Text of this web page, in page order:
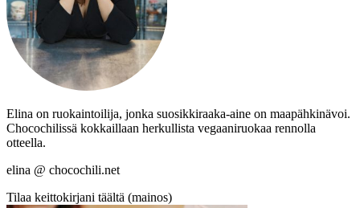
Elina on ruokaintoilija, jonka suosikkiraaka-aine on maapähkinävoi.
Chocochilissä kokkaillaan herkullista vegaaniruokaa rennolla
otteella.
elina @ chocochili.net
Tilaa keittokirjani täältä (mainos)